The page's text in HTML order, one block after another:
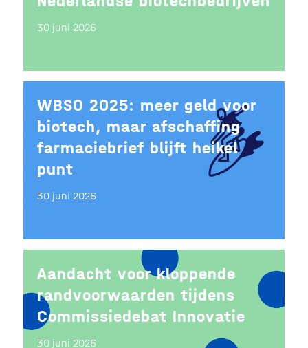
30 juni 2026
WBSO 2025: meer geld voor
biotech, maar afschaffing
farmaciebrief blijft heikel
punt
30 juni 2026
Aandacht voor kloppende
randvoorwaarden tijdens
Commissiedebat Innovatie
30 juni 2026